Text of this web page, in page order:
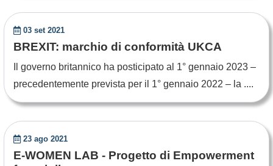
03 set 2021
BREXIT: marchio di conformità UKCA
Il governo britannico ha posticipato al 1° gennaio 2023 –
precedentemente prevista per il 1° gennaio 2022 – la ....
23 ago 2021
E-WOMEN LAB - Progetto di Empowerment